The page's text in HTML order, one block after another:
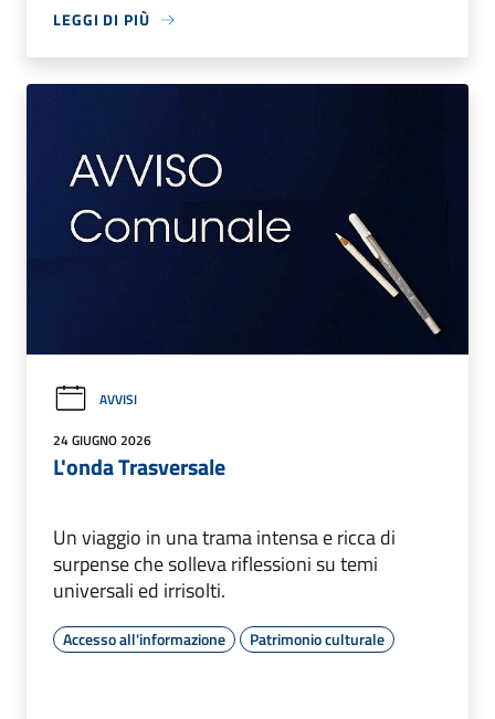
LEGGI DI PIÙ
AVVISI
24 GIUGNO 2026
L'onda Trasversale
Un viaggio in una trama intensa e ricca di
surpense che solleva riflessioni su temi
universali ed irrisolti.
Accesso all'informazione Patrimonio culturale